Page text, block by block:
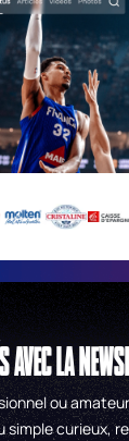
AVEC LA
ou
simple curieux,